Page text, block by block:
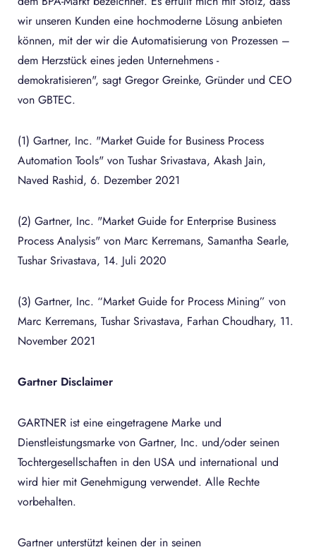
wir unseren Kunden eine hochmoderne Lösung anbieten
können, mit der wir die Automatisierung von Prozessen –
dem Herzstück eines jeden Unternehmens -
demokratisieren", sagt Gregor Greinke, Gründer und CEO
von GBTEC.
(1) Gartner, Inc. "Market Guide for Business Process
Automation Tools" von Tushar Srivastava, Akash Jain,
Naved Rashid, 6. Dezember 2021
(2) Gartner, Inc. "Market Guide for Enterprise Business
Process Analysis" von Marc Kerremans, Samantha Searle,
Tushar Srivastava, 14. Juli 2020
(3) Gartner, Inc. “Market Guide for Process Mining” von
Marc Kerremans, Tushar Srivastava, Farhan Choudhary, 11.
November 2021
Gartner Disclaimer
GARTNER ist eine eingetragene Marke und
Dienstleistungsmarke von Gartner, Inc. und/oder seinen
Tochtergesellschaften in den USA und international und
wird hier mit Genehmigung verwendet. Alle Rechte
vorbehalten.
Gartner unterstützt keinen der in seinen